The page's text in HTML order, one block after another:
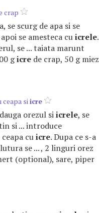
crap
se scurg de apa si se
se amesteca cuicrele.
se ... taiata marunt
gicre de crap, 50 g miez
ceapa siicre
orezul siicrele, se
si ... introduce
cuicre. Dupa ce s-a
se ... , 2 linguri orez
(optional), sare, piper